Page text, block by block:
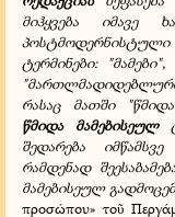
მიჰყვება იმავე
პოსტმოდერნისტული
ტერმინები:
"მამები",
"მართლმადიდებლური
რასაც მათში
წმიდა მამებისეულ
შედარება
რამდენად
მამებისეულ
προσώπου» τοῦ